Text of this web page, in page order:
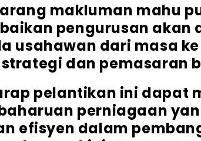
makluman mahu
pengurusan akan
usahawan dari masa
dan pemasaran
pelantikan ini dapat
perniagaan
efisyen dalam